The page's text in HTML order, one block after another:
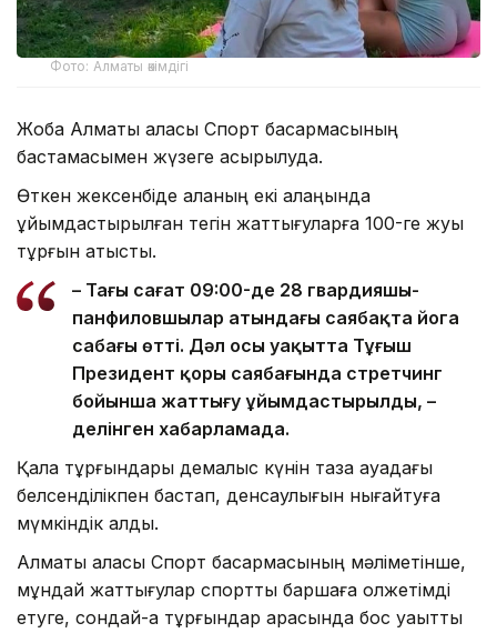
Фото: Алматы әкімдігі
Жоба Алматы қаласы Спорт басқармасының
бастамасымен жүзеге асырылуда.
Өткен жексенбіде қаланың екі алаңында
ұйымдастырылған тегін жаттығуларға 100-ге жуық
тұрғын қатысты.
– Таңғы сағат 09:00-де 28 гвардияшы-
панфиловшылар атындағы саябақта йога
сабағы өтті. Дәл осы уақытта Тұңғыш
Президент қоры саябағында стретчинг
бойынша жаттығу ұйымдастырылды, –
делінген хабарламада.
Қала тұрғындары демалыс күнін таза ауадағы
белсенділікпен бастап, денсаулығын нығайтуға
мүмкіндік алды.
Алматы қаласы Спорт басқармасының мәліметінше,
мұндай жаттығулар спортты баршаға қолжетімді
етуге, сондай-ақ тұрғындар арасында бос уақытты